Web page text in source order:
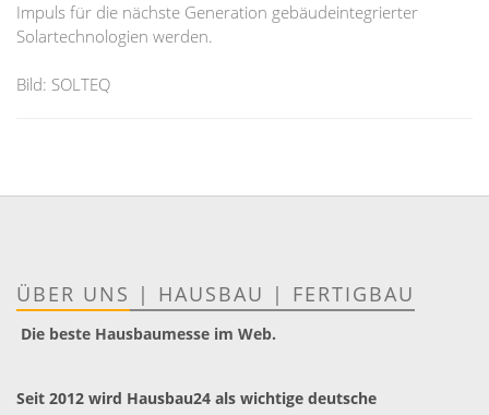
Impuls für die nächste Generation gebäudeintegrierter
Solartechnologien werden.
Bild: SOLTEQ
ÜBER UNS | HAUSBAU | FERTIGBAU
Die beste Hausbaumesse im Web.
Seit 2012 wird Hausbau24 als wichtige deutsche